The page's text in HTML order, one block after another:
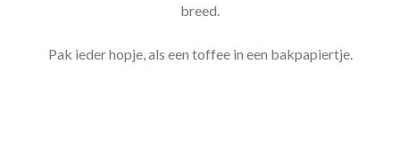
breed.
Pak ieder hopje, als een toffee in een bakpapiertje.